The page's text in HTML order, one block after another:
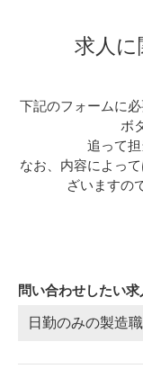
求人
下記のフォームに
ボ
追って担
なお、内容によっ
ざいますの
問い合わせしたい求